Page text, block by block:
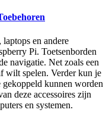
en andere
Pi. Toetsenborden
navigatie. Net zoals een
wilt spelen. Verder kun je
gekoppeld kunnen worden
deze accessoires zijn
en systemen.